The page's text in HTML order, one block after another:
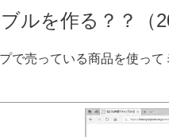
ルを作る？？（
で売っている商品を使っ